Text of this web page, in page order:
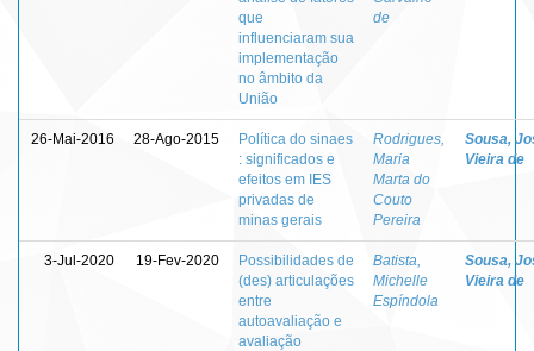
que
influenciaram sua
implementação
no âmbito da
União
de
26-Mai-2016 28-Ago-2015
Política do sinaes
: significados e
efeitos em IES
privadas de
minas gerais
Rodrigues,
Maria
Marta do
Couto
Pereira
Sousa,
Vieira de
3-Jul-2020 19-Fev-2020
Possibilidades de
(des) articulações
entre
autoavaliação e
avaliação
Batista,
Michelle
Espíndola
Sousa,
Vieira de